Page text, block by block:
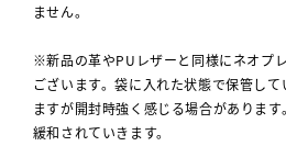
ません。
※新品の革やPUレザーと同様にネオプ
ございます。袋に入れた状態で保管し
ますが開封時強く感じる場合がありま
緩和されていきます。